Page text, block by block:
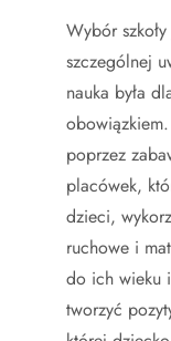
Wybór
szczególnej
nauka była
poprzez
placówek,
dzieci,
ruchowe i
do ich wieku
tworzyć